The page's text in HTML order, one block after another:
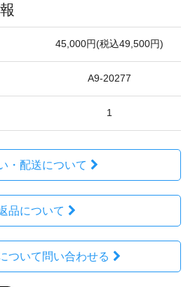
45,000円(税込49,500円)
A9-20277
1
・配送について
品について
ついて問い合わせる